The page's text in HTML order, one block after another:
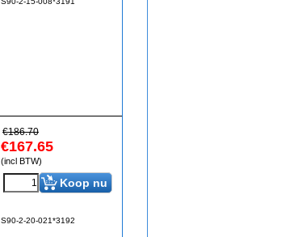
€186.70
€167.65
(incl BTW)
Koop nu
S90-2-20-021*3192